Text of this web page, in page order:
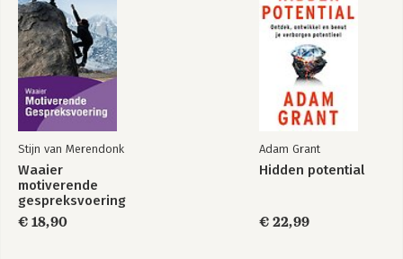
Stijn van Merendonk
Waaier
motiverende
gespreksvoering
€ 18,90
Adam Grant
Hidden potential
€ 22,99